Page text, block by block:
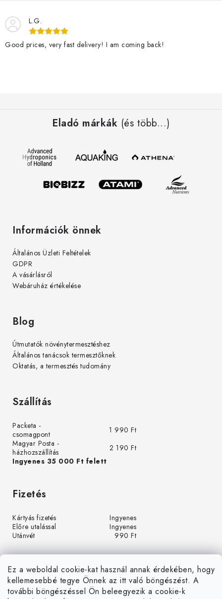
Ez a weboldal cookie-kat használ annak érdekében, hogy
kellemesebbé tegye Önnek az itt való böngészést. A
további böngészéssel Ön beleegyezik a cookie-k
s
t
a
L.G.
Good prices, very fast delivery! I am coming back!
Eladó márkák (és több...)
Információk önnek
Általános Üzleti Feltételek
GDPR
A vásárlásról
Webáruház értékelése
Blog
Útmutatók növénytermesztéshez
Általános tanácsok termesztőknek
Oktatás, a termesztés tudomány
Szállítás
Packeta -
csomagpont
1 990 Ft
Magyar Posta -
házhozszállítás
2 190 Ft
Ingyenes 35 000 Ft felett
Fizetés
Kártyás fizetés
Ingyenes
Előre utalással
Ingyenes
Utánvét
990 Ft